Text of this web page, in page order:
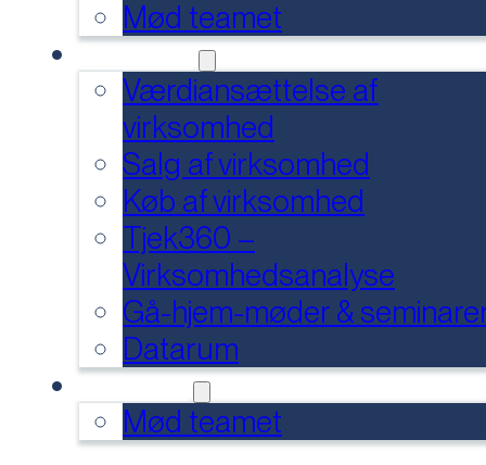
Mød teamet
Værdiansættelse af
virksomhed
Salg af virksomhed
Køb af virksomhed
Tjek360 –
Virksomhedsanalyse
Gå-hjem-møder &
Datarum
Mød teamet